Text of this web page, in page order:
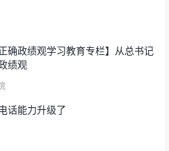
确政绩观学习教育专栏】从总书记
绩观
话能力升级了